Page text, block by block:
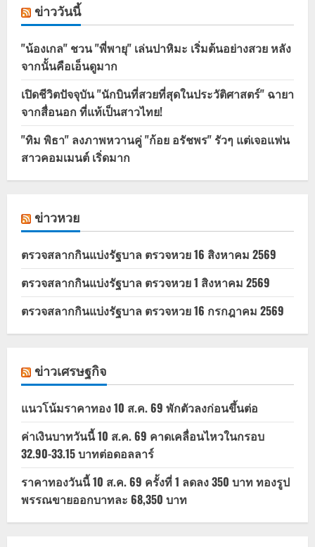
ข่าววันนี้
"น้องเกล" ชวน "พี่พายุ" เล่นปาหิมะ เริ่มต้นอย่างสวย หลัง
จากนั้นคือเอ็นดูมาก
เปิดชีวิตปัจจุบัน "นักบินที่สวยที่สุดในประวัติศาสตร์" ฉายา
จากสื่อนอก ที่แท้เป็นสาวไทย!
"ทิม พิธา" ลงภาพหวานคู่ "ก้อย อรัชพร" รัวๆ แต่เจอแฟน
สาวคอมเมนต์ เริ่ดมาก
ข่าวหวย
ตรวจสลากกินแบ่งรัฐบาล ตรวจหวย 16 สิงหาคม 2569
ตรวจสลากกินแบ่งรัฐบาล ตรวจหวย 1 สิงหาคม 2569
ตรวจสลากกินแบ่งรัฐบาล ตรวจหวย 16 กรกฎาคม 2569
ข่าวเศรษฐกิจ
แนวโน้มราคาทอง 10 ส.ค. 69 พักตัวลงก่อนขึ้นต่อ
ค่าเงินบาทวันนี้ 10 ส.ค. 69 คาดเคลื่อนไหวในกรอบ
32.90-33.15 บาทต่อดอลลาร์
ราคาทองวันนี้ 10 ส.ค. 69 ครั้งที่ 1 ลดลง 350 บาท ทองรูป
พรรณขายออกบาทละ 68,350 บาท